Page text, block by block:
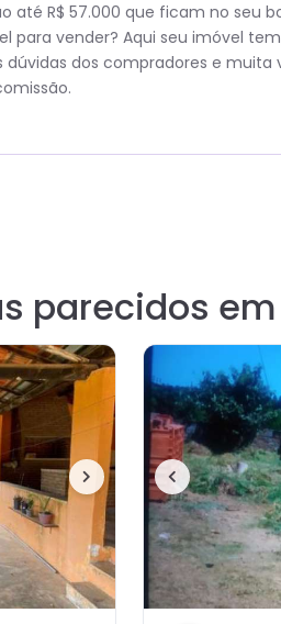
até R$ 57.000 que ficam no seu
para vender? Aqui seu imóvel
dúvidas dos compradores e muita
parecidos